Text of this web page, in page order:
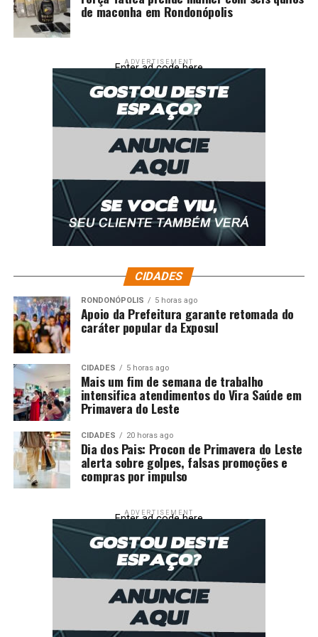
de maconha em Rondonópolis
ADVERTISEMENT
Enter ad code here
CIDADES
RONDONÓPOLIS 5 horas ago
Apoio da Prefeitura garante retomada do
caráter popular da Exposul
CIDADES 5 horas ago
Mais um fim de semana de trabalho
intensifica atendimentos do Vira Saúde em
Primavera do Leste
CIDADES 20 horas ago
Dia dos Pais: Procon de Primavera do Leste
alerta sobre golpes, falsas promoções e
compras por impulso
ADVERTISEMENT
Enter ad code here